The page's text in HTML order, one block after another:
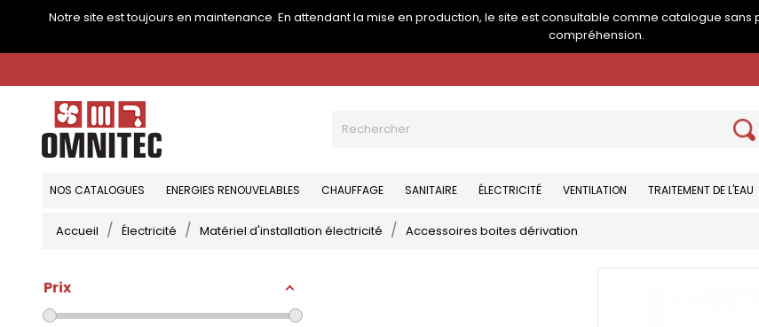
Notre site est toujours en maintenance. En attendant la mise en production, le site est consultable comme catalogue
compréhension.
NOS CATALOGUES ENERGIES RENOUVELABLES CHAUFFAGE SANITAIRE ÉLECTRICITÉ VENTILATION TRAITEMENT DE L'EAU
Accueil Électricité Matériel d'installation électricité Accessoires boites dérivation
Prix